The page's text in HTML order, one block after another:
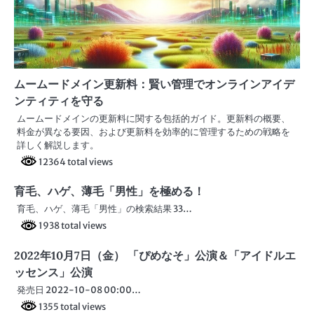
ョ
ン
ムームードメイン更新料：賢い管理でオンラインアイデ
ンティティを守る
ムームードメインの更新料に関する包括的ガイド。更新料の概要、
料金が異なる要因、および更新料を効率的に管理するための戦略を
詳しく解説します。
12364 total views
育毛、ハゲ、薄毛「男性」を極める！
育毛、ハゲ、薄毛「男性」の検索結果 33…
1938 total views
2022年10月7日（金） 「ぴめなそ」公演＆「アイドルエ
ッセンス」公演
発売日 2022-10-08 00:00…
1355 total views